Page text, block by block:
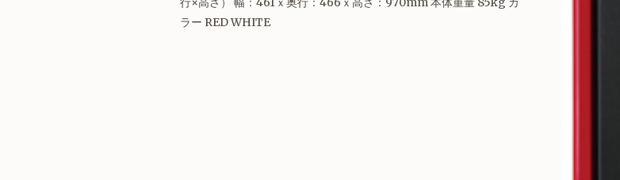
ラー RED WHITE